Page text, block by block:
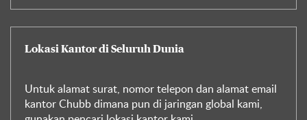
Lokasi Kantor di Seluruh Dunia
Untuk alamat surat, nomor telepon dan alamat email
kantor Chubb dimana pun di jaringan global kami,